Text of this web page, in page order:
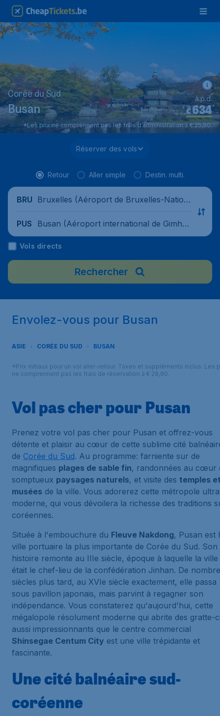
Corée du Sud
Busan €634*
à.p.d.
*Les prix ne comprennent pas les frais d’administration à € 25,90.
Réserver des vols
Retour Aller simple Destin. multi.
BRU Bruxelles (Aéroport de Bruxelles-Nation
PUS
Busan (Aéroport international de Gimha
e), Corée du Sud
Vols directs
Rechercher
Envolez-vous pour Busan
ASIE CORÉE DU SUD BUSAN
*Prix initiaux pour un vol aller-retour. Taxes et suppléments inclus. Les
ne comprennent pas les frais de réservation à € 29,90.
Vol pas cher pour Pusan
Prenez votre vol pas cher pour Pusan et offrez-vous
détente et plaisir au cœur de cette sublime cité
de Corée du Sud. Au programme: farniente sur de
magnifiques plages de sable fin, randonnées au cœur
somptueux paysages naturels, et visite des temples
musées de la ville. Vous adorerez cette métropole
moderne, qui vous dévoilera la richesse des traditions
coréennes.
Située à l'embouchure du Fleuve Nakdong, Pusan est
ville portuaire la plus importante de Corée du Sud. Son
histoire remonte au IIIe siècle, époque à laquelle la ville
était le chef-lieu de la confédération Jinhan. De
siècles plus tard, au XVIe siècle exactement, elle passa
sous pavillon japonais, mais parvint à regagner son
indépendance. Vous constaterez qu'aujourd'hui, cette
mégalopole résolument moderne qui abrite des gratte-
aussi impressionnants que le centre commercial
Shinsegae Centum City est une ville trépidante et
fascinante.
Une cité balnéaire sud-
coréenne